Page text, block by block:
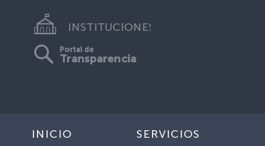
INSTITUCIONES
Portal de
Transparencia
INICIO SERVICIOS